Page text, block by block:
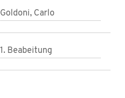
Goldoni, Carlo
1. Beabeitung